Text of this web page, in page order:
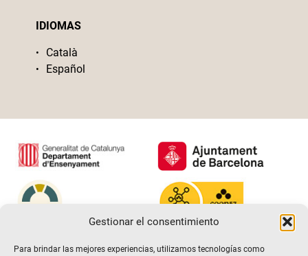
Gestionar el consentimiento
Para brindar las mejores experiencias, utilizamos tecnologías como
IDIOMAS
Català
Español